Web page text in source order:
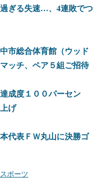
ぎる失速…、4連敗でつ
市総合体育館（ウッド
ッチ、ペア５組ご招待
成度１００パーセン
げ
代表ＦＷ丸山に決勝ゴ
ポーツ